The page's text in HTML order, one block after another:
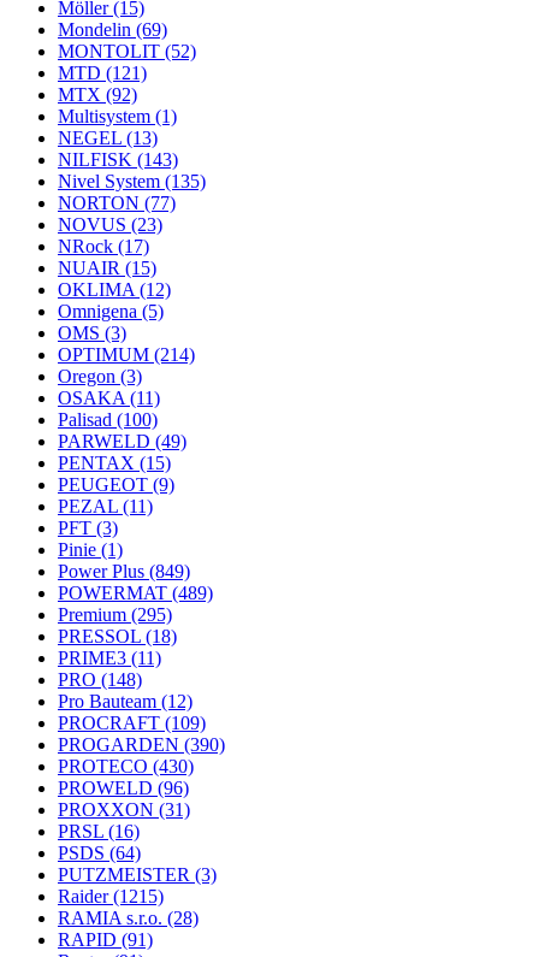
Möller(15)
Mondelin (69)
MONTOLIT (52)
MTD (121)
MTX (92)
Multisystem (1)
NEGEL (13)
NILFISK (143)
Nivel System (135)
NORTON (77)
NOVUS (23)
NRock (17)
NUAIR (15)
OKLIMA (12)
Omnigena (5)
OMS (3)
OPTIMUM (214)
Oregon (3)
OSAKA (11)
Palisad (100)
PARWELD (49)
PENTAX (15)
PEUGEOT (9)
PEZAL (11)
PFT (3)
Pinie (1)
Power Plus (849)
POWERMAT (489)
Premium (295)
PRESSOL (18)
PRIME3 (11)
PRO (148)
Pro Bauteam (12)
PROCRAFT (109)
PROGARDEN (390)
PROTECO (430)
PROWELD (96)
PROXXON (31)
PRSL (16)
PSDS (64)
PUTZMEISTER (3)
Raider(1215)
RAMIA s.r.o. (28)
RAPID (91)